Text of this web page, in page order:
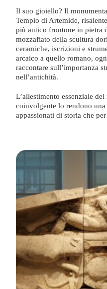
Il suo gioiello? Il
Tempio di Artemide,
più antico frontone in pietra
mozzafiato della scultura
ceramiche, iscrizioni e
arcaico a quello romano,
raccontare sull’importanza
nell’antichità.
L’allestimento essenziale
coinvolgente lo rendono
appassionati di storia che